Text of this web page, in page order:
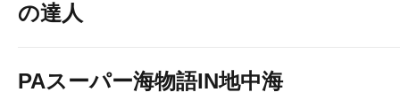
の達人
PAスーパー海物語IN地中海